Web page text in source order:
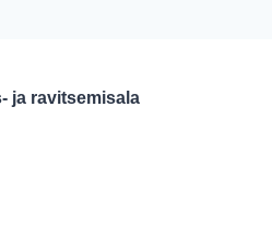
ja ravitsemisala